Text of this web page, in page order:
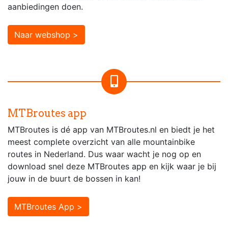
aanbiedingen doen.
Naar webshop >
MTBroutes app
MTBroutes is dé app van MTBroutes.nl en biedt je het
meest complete overzicht van alle mountainbike
routes in Nederland. Dus waar wacht je nog op en
download snel deze MTBroutes app en kijk waar je bij
jouw in de buurt de bossen in kan!
MTBroutes App >